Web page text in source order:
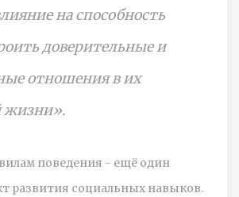
на способность
доверительные и
отношения в их
жизни».
поведения - ещё один
развития социальных навыков.